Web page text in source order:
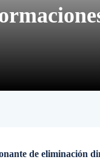
de eliminación